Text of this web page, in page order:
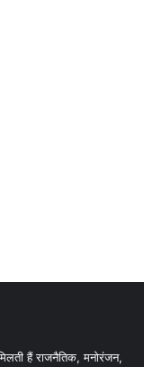
हैं राजनैतिक, मनोरंजन,